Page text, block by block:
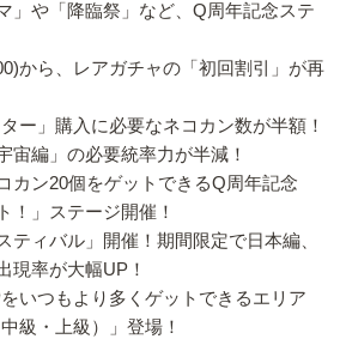
」や「降臨祭」など、Q周年記念ステ
から、レアガチャの「初回割引」が再
ー」購入に必要なネコカン数が半額！
宙編」の必要統率力が半減！
カン20個をゲットできるQ周年記念
！」ステージ開催！
ティバル」開催！期間限定で日本編、
現率が大幅UP！
いつもより多くゲットできるエリア
級・上級）」登場！